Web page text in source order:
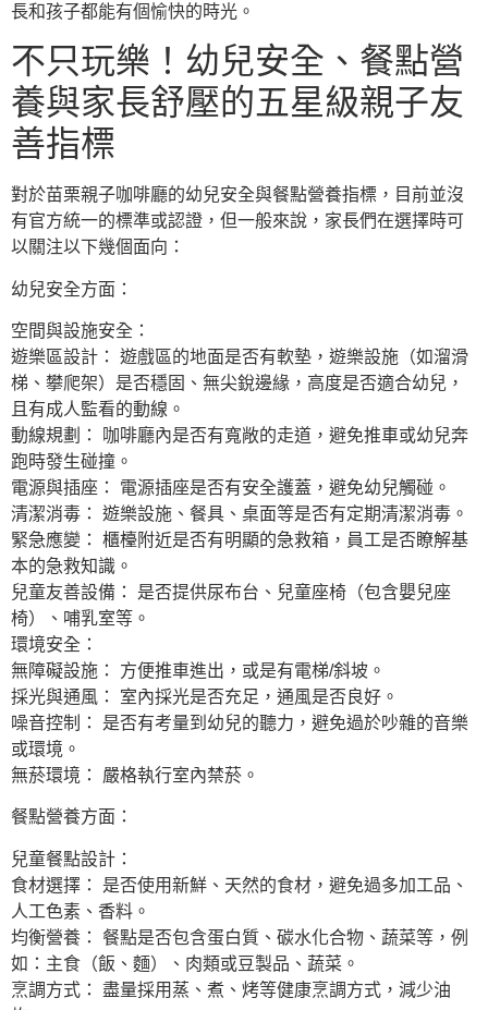
長和孩子都能有個愉快的時光。
不只玩樂！幼兒安全、餐點營
養與家長舒壓的五星級親子友
善指標
對於苗栗親子咖啡廳的幼兒安全與餐點營養指標，目前並沒
有官方統一的標準或認證，但一般來說，家長們在選擇時可
以關注以下幾個面向：
幼兒安全方面：
空間與設施安全：
遊樂區設計： 遊戲區的地面是否有軟墊，遊樂設施（如溜滑
梯、攀爬架）是否穩固、無尖銳邊緣，高度是否適合幼兒，
且有成人監看的動線。
動線規劃： 咖啡廳內是否有寬敞的走道，避免推車或幼兒奔
跑時發生碰撞。
電源與插座： 電源插座是否有安全護蓋，避免幼兒觸碰。
清潔消毒： 遊樂設施、餐具、桌面等是否有定期清潔消毒。
緊急應變： 櫃檯附近是否有明顯的急救箱，員工是否瞭解基
本的急救知識。
兒童友善設備： 是否提供尿布台、兒童座椅（包含嬰兒座
椅）、哺乳室等。
環境安全：
無障礙設施： 方便推車進出，或是有電梯/斜坡。
採光與通風： 室內採光是否充足，通風是否良好。
噪音控制： 是否有考量到幼兒的聽力，避免過於吵雜的音樂
或環境。
無菸環境： 嚴格執行室內禁菸。
餐點營養方面：
兒童餐點設計：
食材選擇： 是否使用新鮮、天然的食材，避免過多加工品、
人工色素、香料。
均衡營養： 餐點是否包含蛋白質、碳水化合物、蔬菜等，例
如：主食（飯、麵）、肉類或豆製品、蔬菜。
烹調方式： 盡量採用蒸、煮、烤等健康烹調方式，減少油